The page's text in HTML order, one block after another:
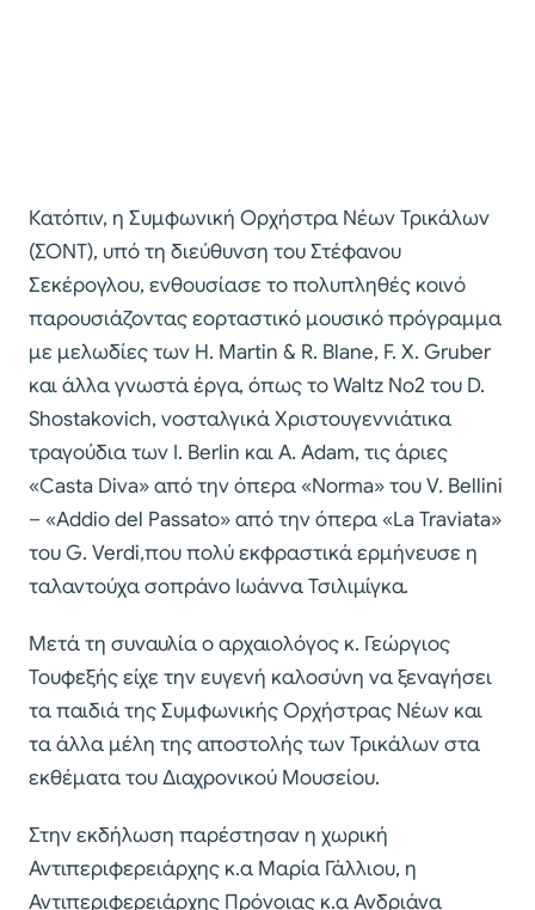
Κατόπιν, η Συμφωνική Ορχήστρα Νέων Τρικάλων
(ΣΟΝΤ), υπό τη διεύθυνση του Στέφανου
Σεκέρογλου, ενθουσίασε το πολυπληθές κοινό
παρουσιάζοντας εορταστικό μουσικό πρόγραμμα
με μελωδίες των H. Martin & R. Blane, F. X. Gruber
και άλλα γνωστά έργα, όπως το Waltz No2 του D.
Shostakovich, νοσταλγικά Χριστουγεννιάτικα
τραγούδια των I. Berlin και A. Adam, τις άριες
«Casta Diva» από την όπερα «Norma» του V. Bellini
– «Addio del Passato» από την όπερα «La Traviata»
του G. Verdi,που πολύ εκφραστικά ερμήνευσε η
ταλαντούχα σοπράνο Ιωάννα Τσιλιμίγκα.
Μετά τη συναυλία ο αρχαιολόγος κ. Γεώργιος
Τουφεξής είχε την ευγενή καλοσύνη να ξεναγήσει
τα παιδιά της Συμφωνικής Ορχήστρας Νέων και
τα άλλα μέλη της αποστολής των Τρικάλων στα
εκθέματα του Διαχρονικού Μουσείου.
Στην εκδήλωση παρέστησαν η χωρική
Αντιπεριφερειάρχης κ.α Μαρία Γάλλιου, η
Αντιπεριφερειάρχης Πρόνοιας κ.α Ανδριάνα